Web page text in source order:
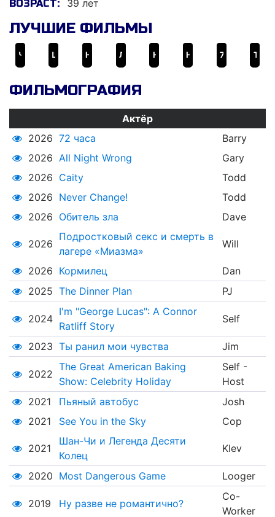
ВОЗРАСТ: 39 лет
ЛУЧШИЕ ФИЛЬМЫ
ФИЛЬМОГРАФИЯ
Актёр
2026 72 часа
Barry
2026 All Night Wrong
Gary
2026 Caity
Todd
2026 Never Change!
Todd
2026 Обитель зла Dave
2026
Подростковый секс и смерть в
лагере «Миазма»
Will
2026 Кормилец
Dan
2025 The Dinner Plan PJ
2024
I'm "George Lucas": A Connor
Ratliff Story
Self
2023 Ты ранил мои чувства Jim
2022
The Great American Baking
Show: Celebrity Holiday
Self -
Host
2021
Пьяный автобус
Josh
2021
See You in the Sky Cop
2021
Шан-Чи и Легенда Десяти
Колец
Klev
2020 Most Dangerous Game Looger
2019 Ну разве не романтично?
Co-
Worker